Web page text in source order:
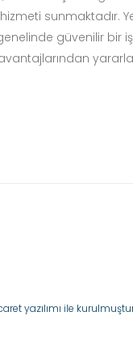
sunmaktadır.
güvenilir bir
yazılımı ile